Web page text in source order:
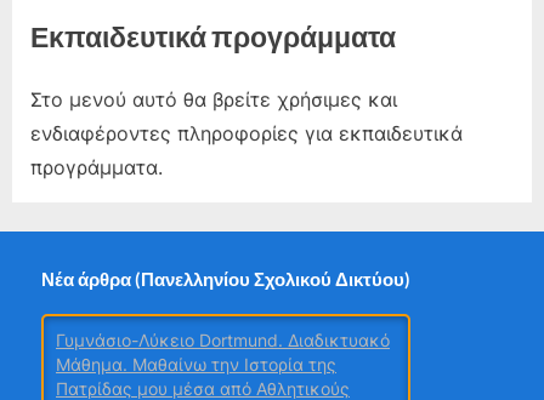
Εκπαιδευτικά προγράμματα
Στο μενού αυτό θα βρείτε χρήσιμες και
ενδιαφέροντες πληροφορίες για εκπαιδευτικά
προγράμματα.
Νέα άρθρα (Πανελληνίου Σχολικού Δικτύου)
Γυμνάσιο-Λύκειο Dortmund. Διαδικτυακό
Μάθημα. Μαθαίνω την Ιστορία της
Πατρίδας μου μέσα από Αθλητικούς